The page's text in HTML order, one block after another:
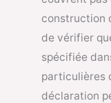
construction
de vérifier
spécifiée
particulières
déclaration